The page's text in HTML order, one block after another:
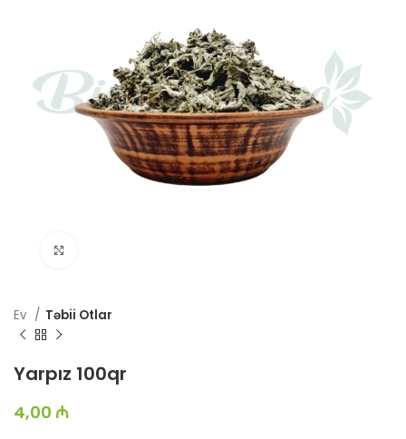
Ev Təbii Otlar
Yarpız 100qr
4,00 ₼